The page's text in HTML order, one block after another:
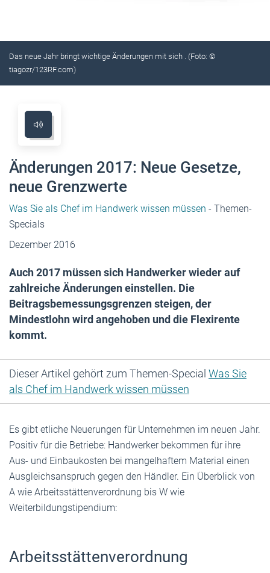
Das neue Jahr bringt wichtige Änderungen mit sich . (Foto: ©
tiagozr/123RF.com)
Änderungen 2017: Neue Gesetze,
neue Grenzwerte
Was Sie als Chef im Handwerk wissen müssen - Themen-
Specials
Dezember 2016
Auch 2017 müssen sich Handwerker wieder auf
zahlreiche Änderungen einstellen. Die
Beitragsbemessungsgrenzen steigen, der
Mindestlohn wird angehoben und die Flexirente
kommt.
Dieser Artikel gehört zum Themen-Special Was Sie
als Chef im Handwerk wissen müssen
Es gibt etliche Neuerungen für Unternehmen im neuen Jahr.
Positiv für die Betriebe: Handwerker bekommen für ihre
Aus- und Einbaukosten bei mangelhaftem Material einen
Ausgleichsanspruch gegen den Händler. Ein Überblick von
A wie Arbeitsstättenverordnung bis W wie
Weiterbildungstipendium:
Arbeitsstättenverordnung